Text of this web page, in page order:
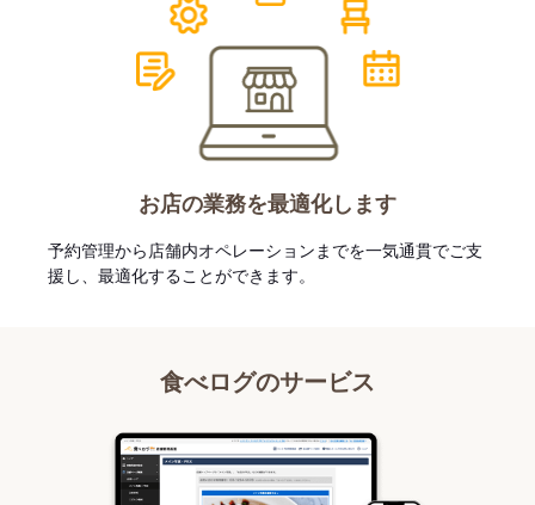
お店の業務を最適化します
予約管理から店舗内オペレーションまでを一気通貫でご支
援し、最適化することができます。
食べログのサービス